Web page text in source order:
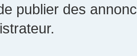
publier des